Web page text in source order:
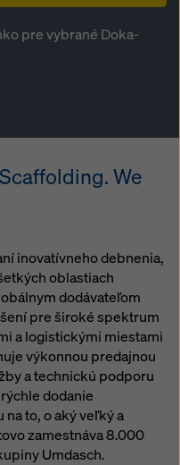
pre vybrané Doka-
We
inovatívneho debnenia,
oblastiach
dodávateľom
pre široké spektrum
a logistickými miestami
výkonnou predajnou
a technickú podporu
dodanie
to, o aký veľký a
zamestnáva 8.000
Umdasch.